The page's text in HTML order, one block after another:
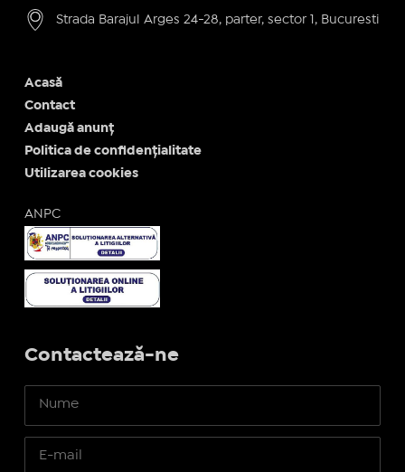
Strada Barajul Arges 24-28, parter, sector 1, Bucuresti
Acasă
Contact
Adaugă anunț
Politica de confidențialitate
Utilizarea cookies
ANPC
Contactează-ne